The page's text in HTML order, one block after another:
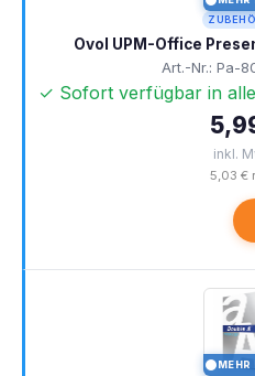
Ovol UPM-Office
Art.-Nr.: Pa-
✓ Sofort verfügbar in
inkl.
5,03 €
MEHR